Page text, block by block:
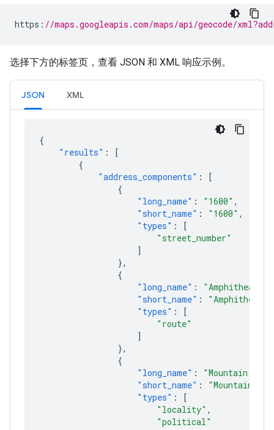
https : //maps.googleapis.com/maps/api/geocode/
选择下方的标签页，查看 JSON 和 XML 响应示例。
JSON XML
{
"results" :
[
{
"address_components" :
[
{
"long_name" : "1600" ,
"short_name" : "1600" ,
"types" :
[
"street_number"
]
},
{
"long_name" :
"Amphitheatre
"short_name" :
"types" :
[
"route"
]
},
{
"long_name" :
"Mountain
"short_name" :
"Mountain
"types" :
[
"locality" ,
"political"